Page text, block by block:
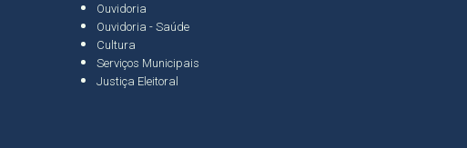
Ouvidoria
Ouvidoria - Saúde
Cultura
Serviços Municipais
Justiça Eleitoral